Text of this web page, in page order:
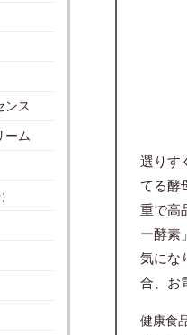
選りす
てる酵
重で高
ー酵素
気にな
合、お
健康食
ンス
ーム